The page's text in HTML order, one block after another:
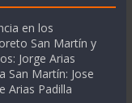
en los
San Martín y
Jorge Arias
San Martín: Jose
Arias Padilla